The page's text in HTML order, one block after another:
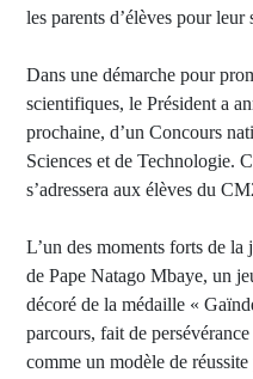
les parents d’élèves pour
Dans une démarche pour
scientifiques, le Président a
prochaine, d’un Concours
Sciences et de Technologie.
s’adressera aux élèves du
L’un des moments forts de la
de Pape Natago Mbaye, un
décoré de la médaille «
parcours, fait de
comme un modèle de